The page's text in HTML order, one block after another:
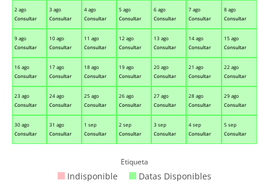
2 ago
Consultar
3 ago
Consultar
4 ago
Consultar
5 ago
Consultar
6 ago
Consultar
7 ago
Consultar
8 ago
Consultar
9 ago
Consultar
10 ago
Consultar
11 ago
Consultar
12 ago
Consultar
13 ago
Consultar
14 ago
Consultar
15 ago
Consultar
16 ago
Consultar
17 ago
Consultar
18 ago
Consultar
19 ago
Consultar
20 ago
Consultar
21 ago
Consultar
22 ago
Consultar
23 ago
Consultar
24 ago
Consultar
25 ago
Consultar
26 ago
Consultar
27 ago
Consultar
28 ago
Consultar
29 ago
Consultar
30 ago
Consultar
31 ago
Consultar
1 sep
Consultar
2 sep
Consultar
3 sep
Consultar
4 sep
Consultar
5 sep
Consultar
Etiqueta
Indisponible Datas Disponibles